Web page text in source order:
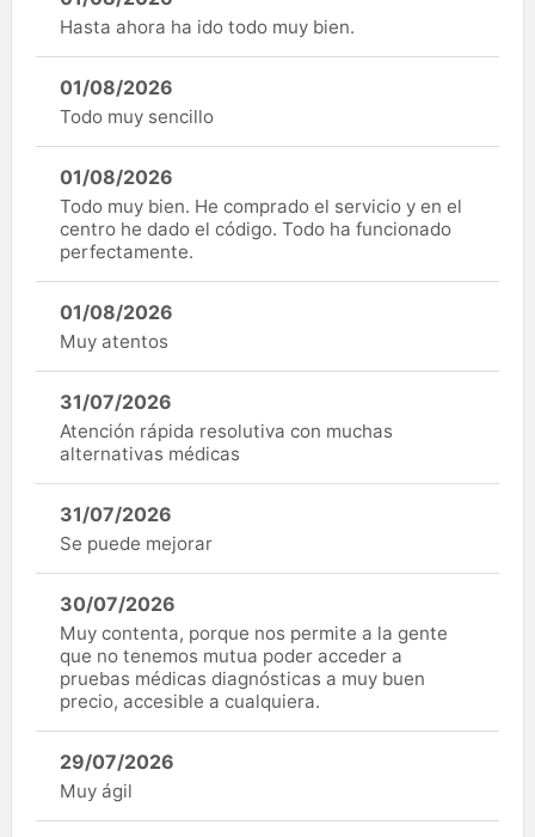
Hasta ahora ha ido todo muy bien.
01/08/2026
Todo muy sencillo
01/08/2026
Todo muy bien. He comprado el servicio y en el
centro he dado el código. Todo ha funcionado
perfectamente.
01/08/2026
Muy atentos
31/07/2026
Atención rápida resolutiva con muchas
alternativas médicas
31/07/2026
Se puede mejorar
30/07/2026
Muy contenta, porque nos permite a la gente
que no tenemos mutua poder acceder a
pruebas médicas diagnósticas a muy buen
precio, accesible a cualquiera.
29/07/2026
Muy ágil